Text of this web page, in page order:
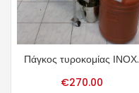
Πάγκος τυροκομίας ΙΝΟΧ.
€270.00